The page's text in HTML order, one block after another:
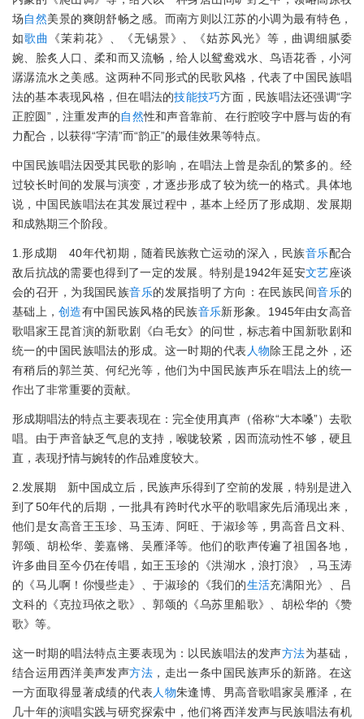
场自然美景的爽朗舒畅之感。而南方则以江苏的小调为最有特色，
如歌曲
《茉莉花》、《无锡景》、《姑苏风光》等，曲调细腻委
婉、脍炙人口、柔和而又流畅，给人以鸳鸯戏水、鸟语花香，小河
潺潺流水之美感。这两种不同形式的民歌风格，代表了中国民族唱
法的基本表现风格，但在唱法的技能技巧方面，民族唱法还强调“字
正腔圆”，注重发声的自然性和声音靠前、在行腔咬字中唇与齿的有
力配合，以获得“字清”而“韵正”的最佳效果等特点。
中国民族唱法因受其民歌的影响，在唱法上曾是杂乱的繁多的。经
过较长时间的发展与演变，才逐步形成了较为统一的格式。具体地
说，中国民族唱法在其发展过程中，基本上经历了形成期、发展期
和成熟期三个阶段。
1.形成期 40年代初期，随着民族救亡运动的深入，民族音乐配合
敌后抗战的需要也得到了一定的发展。特别是1942年延安文艺座谈
会的召开，为我国民族音乐的发展指明了方向：在民族民间音乐的
基础上，创造有中国民族风格的民族音乐新形象。1945年由女高音
歌唱家王昆首演的新歌剧《白毛女》的问世，标志着中国新歌剧和
统一的中国民族唱法的形成。这一时期的代表 人物除王昆之外，还
有稍后的郭兰英、何纪光等，他们为中国民族声乐在唱法上的统一
作出了非常重要的贡献。
形成期唱法的特点主要表现在：完全使用真声（俗称“大本嗓”）去歌
唱。由于声音缺乏气息的支持，喉咙较紧，因而流动性不够，硬且
直，表现抒情与婉转的作品难度较大。
2.发展期 新中国成立后，民族声乐得到了空前的发展，特别是进入
到了50年代的后期，一批具有跨时代水平的歌唱家先后涌现出来，
他们是女高音王玉珍、马玉涛、阿旺、于淑珍等，男高音吕文科、
郭颂、胡松华、姜嘉锵、吴雁泽等。他们的歌声传遍了祖国各地，
许多曲目至今仍在传唱，如王玉珍的《洪湖水，浪打浪》，马玉涛
的《马儿啊！你慢些走》、于淑珍的《我们的生活充满阳光》、吕
文科的《克拉玛依之歌》、郭颂的《乌苏里船歌》、胡松华的《赞
歌》等。
这一时期的唱法特点主要表现为：以民族唱法的发声方法为基础，
结合运用西洋美声发声方法 ，走出一条中国民族声乐的新路。在这
一方面取得显著成绩的代表 人物朱逢博、男高音歌唱家吴雁泽，在
几十年的演唱实践与研究探索中，他们将西洋发声与民族唱法有机